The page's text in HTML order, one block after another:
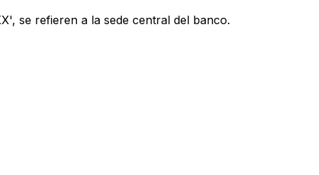
se refieren a la sede central del banco.